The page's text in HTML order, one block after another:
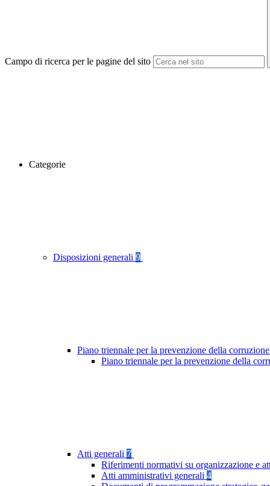
Campo di ricerca per le pagine del sito
Categorie
Disposizioni generali 9
Piano triennale per la prevenzione della
Piano triennale per la prevenzione della
Atti generali 7
Riferimenti normativi su organizzazione e
Atti amministrativi generali 4